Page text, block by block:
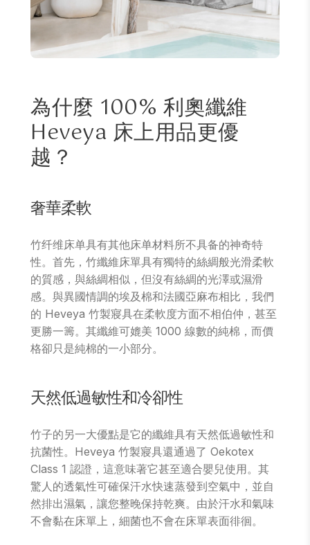
為什麼 100% 利奧纖維
Heveya 床上用品更優
越？
奢華柔軟
竹纤维床单具有其他床单材料所不具备的神奇特
性。首先，竹纖維床單具有獨特的絲綢般光滑柔軟
的質感，與絲綢相似，但沒有絲綢的光澤或濕滑
感。與異國情調的埃及棉和法國亞麻布相比，我們
的 Heveya 竹製寢具在柔軟度方面不相伯仲，甚至
更勝一籌。其纖維可媲美 1000 線數的純棉，而價
格卻只是純棉的一小部分。
天然低過敏性和冷卻性
竹子的另一大優點是它的纖維具有天然低過敏性和
抗菌性。Heveya 竹製寢具還通過了 Oekotex
Class 1 認證，這意味著它甚至適合嬰兒使用。其
驚人的透氣性可確保汗水快速蒸發到空氣中，並自
然排出濕氣，讓您整晚保持乾爽。由於汗水和氣味
不會黏在床單上，細菌也不會在床單表面徘徊。